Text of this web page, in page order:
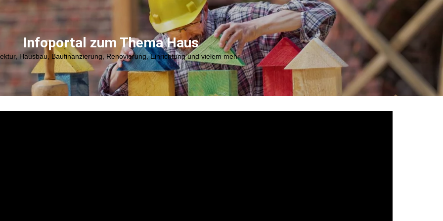
Infoportal zum Thema Haus
Hausbau, Baufinanzierung, Renovierung, Einrichtung und vielem mehr